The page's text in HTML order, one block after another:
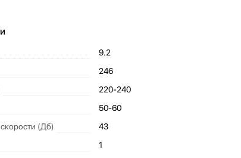
9.2
246
220-240
50-60
(Дб)
43
1